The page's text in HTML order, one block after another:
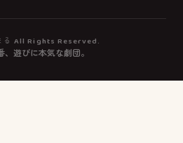
る All Rights Reserved.
、遊びに本気な劇団。